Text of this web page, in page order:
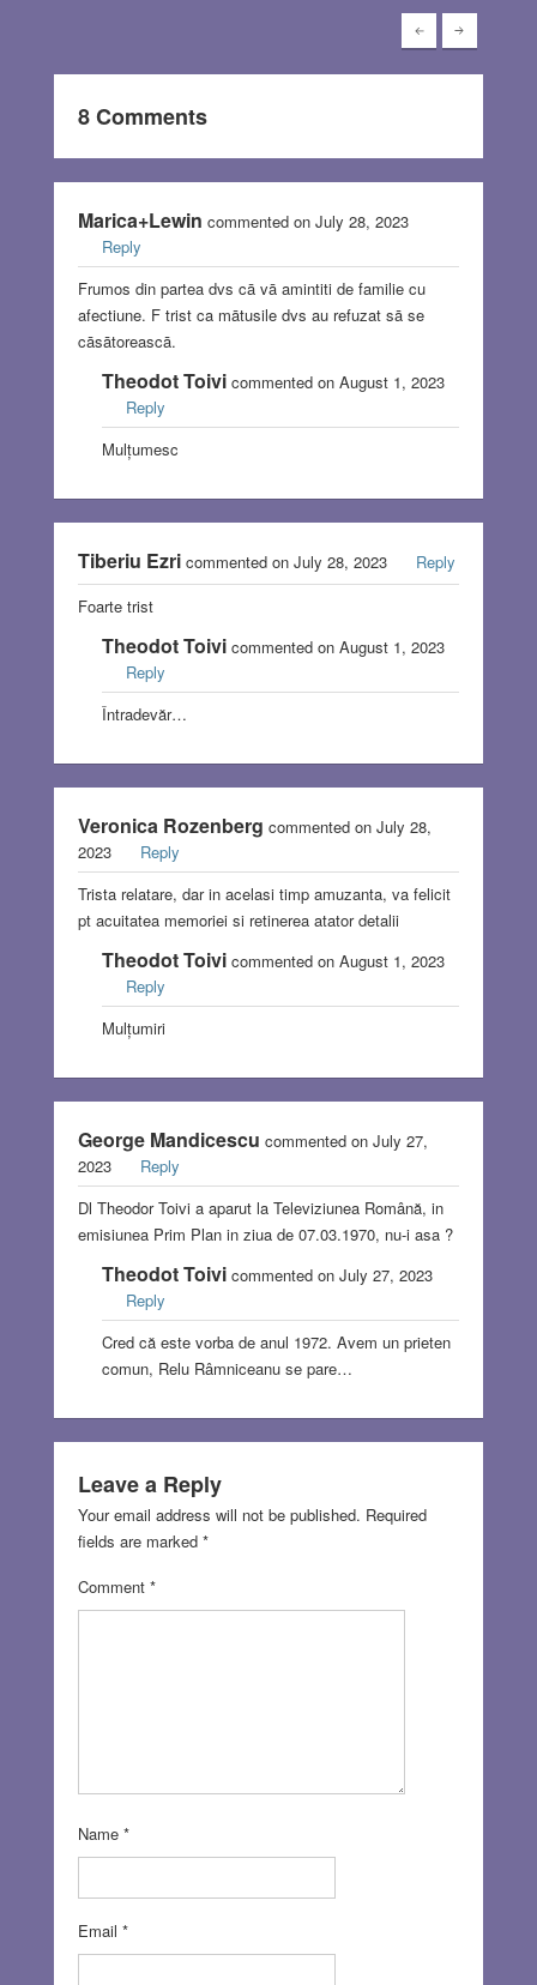
8 Comments
Marica+Lewin commented on July 28, 2023
Reply
Frumos din partea dvs cā vā amintiti de familie cu
afectiune. F trist ca mātusile dvs au refuzat sā se
cāsātoreascā.
Theodot Toivicommented on August 1, 2023
Reply
Mulțumesc
Tiberiu Ezricommented on July 28, 2023
Reply
Foarte trist
Theodot Toivicommented on August 1, 2023
Reply
Întradevăr…
Veronica Rozenberg commented on July 28,
2023
Reply
Trista relatare, dar in acelasi timp amuzanta, va felicit
pt acuitatea memoriei si retinerea atator detalii
Theodot Toivicommented on August 1, 2023
Reply
Mulțumiri
George Mandicescu commented on July 27,
2023
Reply
Dl Theodor Toivi a aparut la Televiziunea Română, in
emisiunea Prim Plan in ziua de 07.03.1970, nu-i asa ?
Theodot Toivicommented on July 27, 2023
Reply
Cred că este vorba de anul 1972. Avem un prieten
comun, Relu Râmniceanu se pare…
Leave a Reply
Your email address will not be published. Required
fields are marked *
Comment *
Name *
Email *